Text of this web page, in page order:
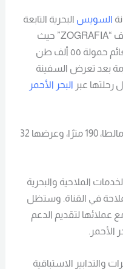
السويس البحرية التابعة
للهيئة، استقبلت سفينة الصب الجاف “ZOGRAFIA” حيث
تركت على الجانب الغربي للحوض العائم حمولة ٥٥ ألف طن
بعد تعرض السفينة
رحلتها عبر البحر الأحمر
تبلغ طول السفينة، التي تحمل علم مالطا، 190 مترًا، وعرضها 32
الملاحية والبحرية
في القناة. وستظل
لتقديم الدعم
الأحمر.
والتدابير الاستباقية